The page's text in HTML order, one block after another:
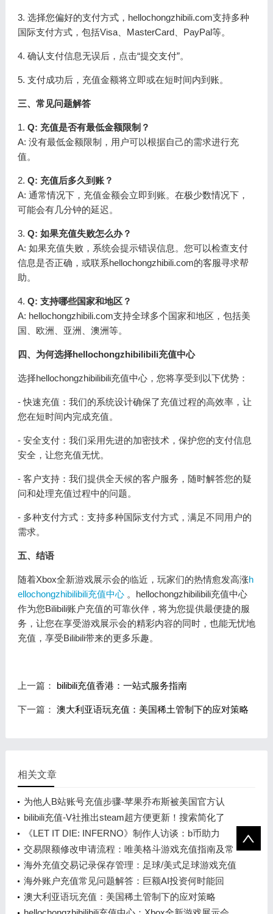
3. 选择您偏好的支付方式，hellochongzhibili.com支持多种
国际支付方式，包括Visa、MasterCard、PayPal等。
4. 确认支付信息无误后，点击“提交支付”。
5. 支付成功后，充值金额将立即或在短时间内到账。
三、常见问题解答
1. Q: 充值是否有最低金额限制？
A: 没有最低金额限制，用户可以根据自己的需求进行充
值。
2. Q: 充值后多久到账？
A: 通常情况下，充值金额会立即到账。在极少数情况下，
可能会有几分钟的延迟。
3. Q: 如果充值失败怎么办？
A: 如果充值失败，系统会提示错误信息。您可以检查支付
信息是否正确，或联系hellochongzhibili.com的客服寻求帮
助。
4. Q: 支持哪些国家和地区？
A: hellochongzhibili.com支持全球多个国家和地区，包括美
国、欧洲、亚洲、澳洲等。
四、为何选择hellochongzhibilibili充值中心
选择hellochongzhibilibili充值中心，您将享受到以下优势：
- 快速充值：我们的系统设计确保了充值过程的高效率，让
您在短时间内完成充值。
- 安全支付：我们采用先进的加密技术，保护您的支付信息
安全，让您充值无忧。
- 客户支持：我们提供全天候的客户服务，随时解答您的疑
问和处理充值过程中的问题。
- 多种支付方式：支持多种国际支付方式，满足不同用户的
需求。
五、结语
随着Xbox全新游戏展示会的临近，玩家们的热情愈发高涨h
ellochongzhibilibili充值中心。hellochongzhibilibili充值中心
作为您Bilibili账户充值的可靠伙伴，将为您提供最便捷的服
务，让您在享受游戏展示会的精彩内容的同时，也能无忧地
充值，享受Bilibili带来的更多乐趣。
上一篇： bilibili充值香港：一站式服务指南
下一篇： 澳大利亚语玩充值：美国稀土管制下的应对策略
相关文章
为他人B站账号充值步骤-苹果乔布斯被美国官方认
可！将现身在1美元纪念币上
bilibili充值-V社推出steam超方便更新！搜索简化了
《LET IT DIE: INFERNO》制作人访谈：b币助力
的“认真胡闹”
交易限额修改申请流程：唯美格斗游戏充值指南及常
见问题解答
海外充值交易记录保存管理：足球/美式足球游戏充值
指南
海外账户充值常见问题解答：巨额AI投资何时能回
本？大摩预测2028年
澳大利亚语玩充值：美国稀土管制下的应对策略